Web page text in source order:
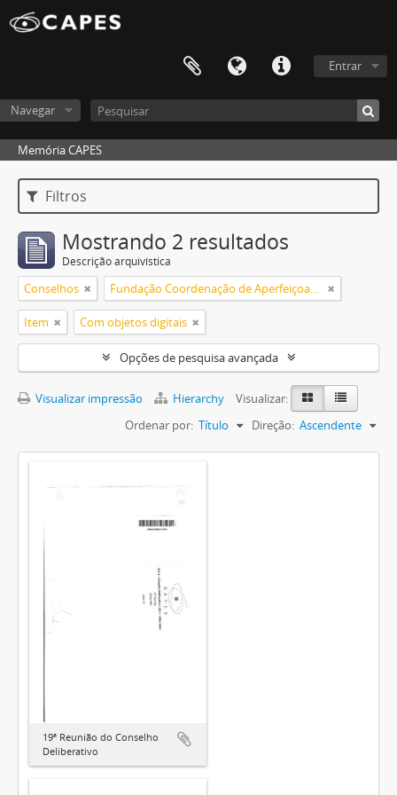
Entrar
Navegar
Memória CAPES
Filtros
Mostrando 2 resultados
Descrição arquivística
Conselhos Fundação Coordenação de Aperfeiçoamento de Pessoal de Nível Superior (CAPES)
Item Com objetos digitais
Opções de pesquisa avançada
Visualizar impressão Hierarchy
Visualizar:
Ordenar por: Título Direção: Ascendente
19ª Reunião do Conselho
Deliberativo